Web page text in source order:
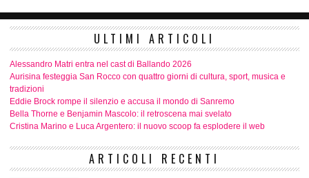
ULTIMI ARTICOLI
Alessandro Matri entra nel cast di Ballando 2026
Aurisina festeggia San Rocco con quattro giorni di cultura, sport, musica e
tradizioni
Eddie Brock rompe il silenzio e accusa il mondo di Sanremo
Bella Thorne e Benjamin Mascolo: il retroscena mai svelato
Cristina Marino e Luca Argentero: il nuovo scoop fa esplodere il web
ARTICOLI RECENTI